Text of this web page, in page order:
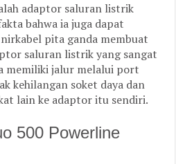
adaptor saluran listrik
bahwa ia juga dapat
pita ganda membuat
saluran listrik yang sangat
memiliki jalur melalui port
kehilangan soket daya dan
lain ke adaptor itu sendiri.
500 Powerline